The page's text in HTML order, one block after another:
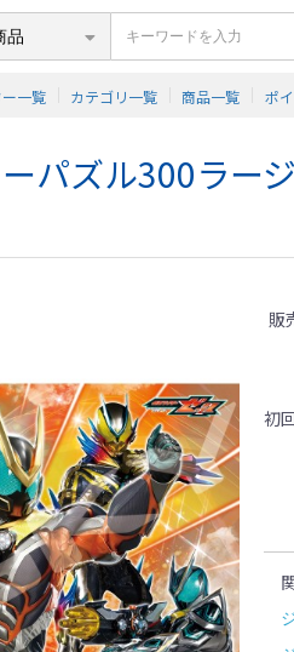
一覧 カテゴリ一覧 商品一覧 ポ
パズル300ラー
販
初